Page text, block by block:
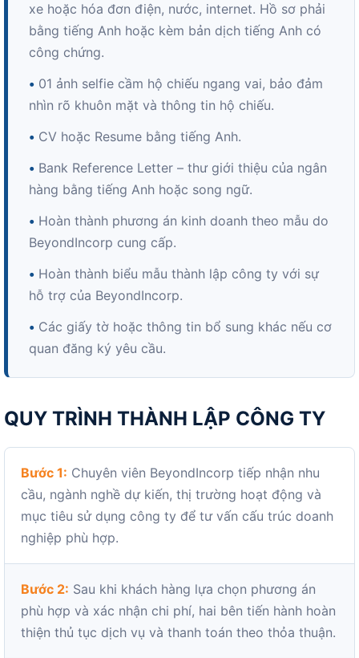
xe hoặc hóa đơn điện, nước, internet. Hồ sơ phải
bằng tiếng Anh hoặc kèm bản dịch tiếng Anh có
công chứng.
• 01 ảnh selfie cầm hộ chiếu ngang vai, bảo đảm
nhìn rõ khuôn mặt và thông tin hộ chiếu.
• CV hoặc Resume bằng tiếng Anh.
• Bank Reference Letter – thư giới thiệu của ngân
hàng bằng tiếng Anh hoặc song ngữ.
• Hoàn thành phương án kinh doanh theo mẫu do
BeyondIncorp cung cấp.
• Hoàn thành biểu mẫu thành lập công ty với sự
hỗ trợ của BeyondIncorp.
• Các giấy tờ hoặc thông tin bổ sung khác nếu cơ
quan đăng ký yêu cầu.
QUY TRÌNH THÀNH LẬP CÔNG TY
Bước 1: Chuyên viên BeyondIncorp tiếp nhận nhu
cầu, ngành nghề dự kiến, thị trường hoạt động và
mục tiêu sử dụng công ty để tư vấn cấu trúc doanh
nghiệp phù hợp.
Bước 2: Sau khi khách hàng lựa chọn phương án
phù hợp và xác nhận chi phí, hai bên tiến hành hoàn
thiện thủ tục dịch vụ và thanh toán theo thỏa thuận.